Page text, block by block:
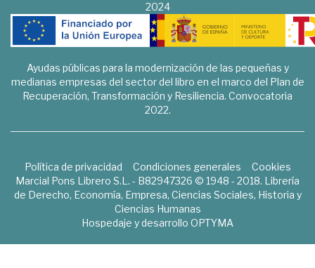
2024
Ayudas públicas para la modernización de las pequeñas y
medianas empresas del sector del libro en el marco del Plan de
Recuperación, Transformación y Resiliencia. Convocatoria
2022.
Política de privacidad Condiciones generales
Cookies
Marcial Pons Librero S.L. - B82947326 © 1948 - 2018. Librería
de Derecho, Economía, Empresa, Ciencias Sociales, Historia y
Ciencias Humanas
Hospedaje y desarrollo OPTYMA